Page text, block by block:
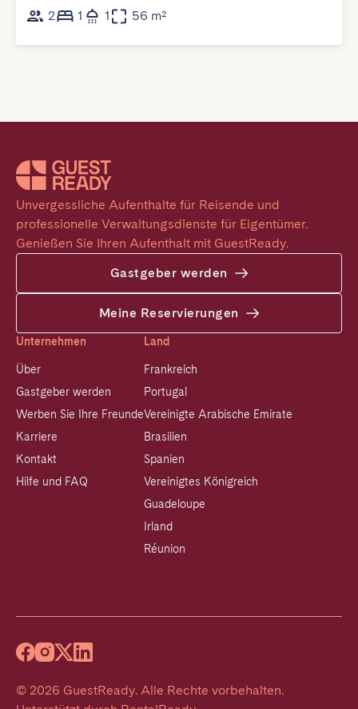
2
1 1 56 m²
Unvergessliche Aufenthalte für Reisende und
professionelle Verwaltungsdienste für Eigentümer.
Genießen Sie Ihren Aufenthalt mit GuestReady.
Gastgeber werden
Meine Reservierungen
Unternehmen
Über
Gastgeber werden
Werben Sie Ihre Freunde
Karriere
Kontakt
Hilfe und FAQ
Land
Frankreich
Portugal
Vereinigte Arabische Emirate
Brasilien
Spanien
Vereinigtes Königreich
Guadeloupe
Irland
Réunion
© 2026 GuestReady. Alle Rechte vorbehalten.